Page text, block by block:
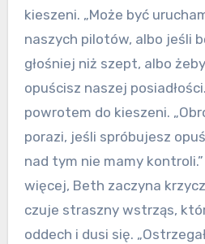
kieszeni. „Może być
naszych pilotów, albo jeśli
głośniej niż szept, albo
opuścisz naszej
powrotem do kieszeni.
porazi, jeśli spróbujesz
nad tym nie mamy
więcej, Beth zaczyna
czuje straszny wstrząs,
oddech i dusi się.